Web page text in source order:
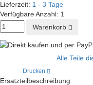
Lieferzeit: 1 - 3 Tage
Verfügbare Anzahl: 1
Warenkorb
Alle Teile
Drucken
Ersatzteilbeschreibung